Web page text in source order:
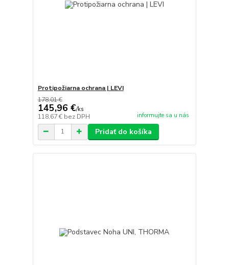
Protipožiarna ochrana | LEVI
178,01 €
145,96 €/ks
118,67 € bez DPH informujte sa u nás
Pridať do košíka